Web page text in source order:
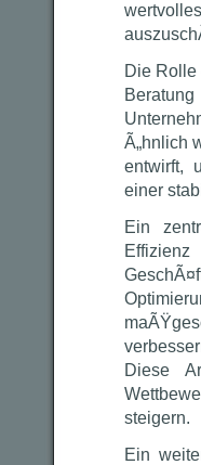
Die Rolle
Ã„hnlich
entwirft,
einer
Ein
Diese
steigern.
Ein